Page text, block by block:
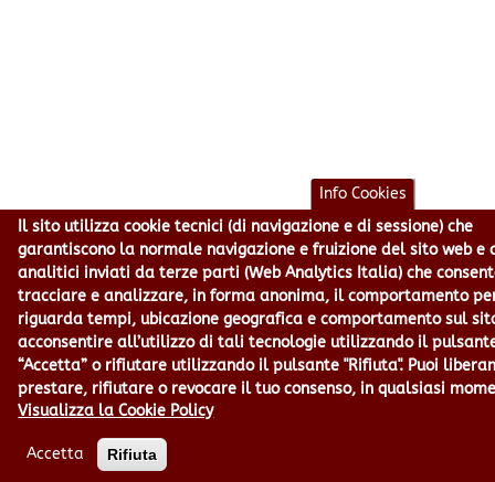
Info Cookies
Il sito utilizza cookie tecnici (di navigazione e di sessione) che
garantiscono la normale navigazione e fruizione del sito web e
analitici inviati da terze parti (Web Analytics Italia) che
tracciare e analizzare, in forma anonima, il comportamento
riguarda tempi, ubicazione geografica e comportamento sul
acconsentire all’utilizzo di tali tecnologie utilizzando il
“Accetta” o rifiutare utilizzando il pulsante "Rifiuta". Puoi
prestare, rifiutare o revocare il tuo consenso, in qualsiasi
Visualizza la Cookie Policy
Accetta Rifiuta